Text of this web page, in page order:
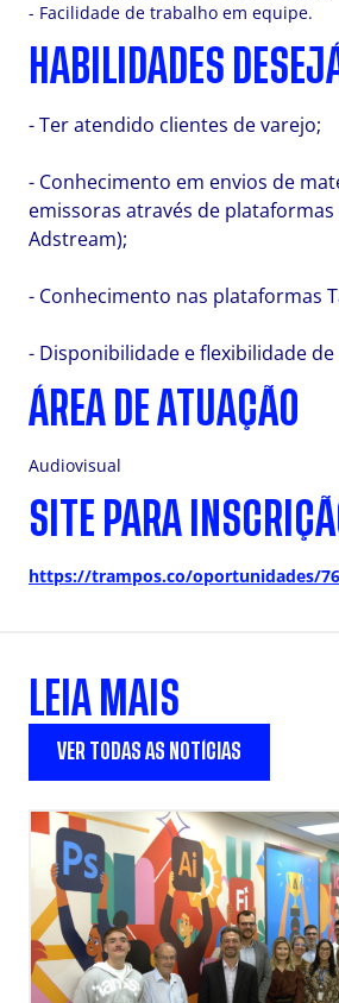
- Facilidade de trabalho em equipe.
HABILIDADES
- Ter atendido clientes de varejo;
- Conhecimento em envios de
emissoras através de plataformas
Adstream);
- Conhecimento nas plataformas
- Disponibilidade e flexibilidade
ÁREA DE ATUAÇÃO
Audiovisual
SITE PARA
https://trampos.co/oportunidades/
LEIA MAIS
VER TODAS AS NOTÍCIAS